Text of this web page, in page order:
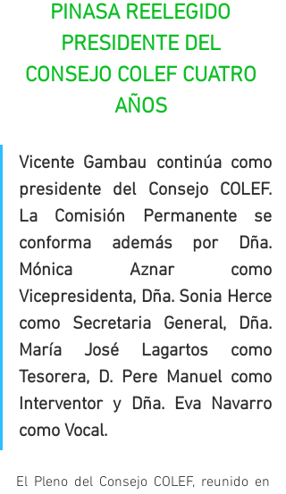
PINASA REELEGIDO
PRESIDENTE DEL
CONSEJO COLEF CUATRO
AÑOS
Vicente Gambau continúa como
presidente del Consejo COLEF.
La Comisión Permanente se
conforma además por Dña.
Mónica Aznar como
Vicepresidenta, Dña. Sonia Herce
como Secretaria General, Dña.
María José Lagartos como
Tesorera, D. Pere Manuel como
Interventor y Dña. Eva Navarro
como Vocal.
El Pleno del Consejo COLEF, reunido en